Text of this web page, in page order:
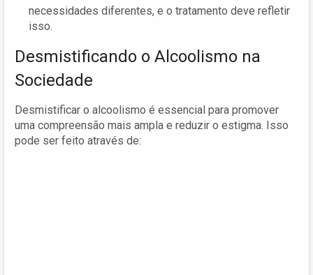
necessidades diferentes, e o tratamento deve refletir
isso.
Desmistificando o Alcoolismo na
Sociedade
Desmistificar o alcoolismo é essencial para promover
uma compreensão mais ampla e reduzir o estigma. Isso
pode ser feito através de: